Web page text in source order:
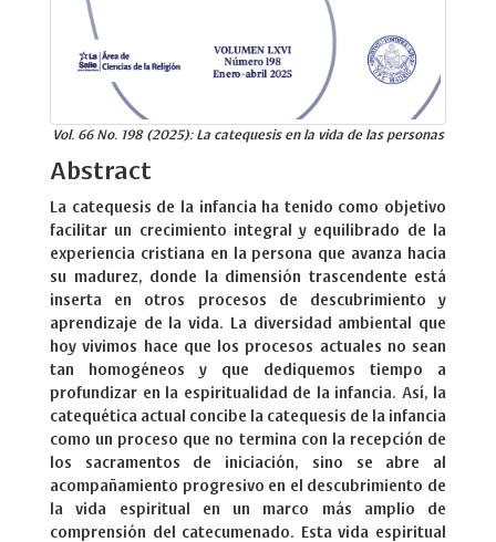
Vol. 66 No. 198 (2025): La catequesis en la vida de las personas
Abstract
La catequesis de la infancia ha tenido como objetivo
facilitar un crecimiento integral y equilibrado de la
experiencia cristiana en la persona que avanza hacia
su madurez, donde la dimensión trascendente está
inserta en otros procesos de descubrimiento y
aprendizaje de la vida. La diversidad ambiental que
hoy vivimos hace que los procesos actuales no sean
tan homogéneos y que dediquemos tiempo a
profundizar en la espiritualidad de la infancia. Así, la
catequética actual concibe la catequesis de la infancia
como un proceso que no termina con la recepción de
los sacramentos de iniciación, sino se abre al
acompañamiento progresivo en el descubrimiento de
la vida espiritual en un marco más amplio de
comprensión del catecumenado. Esta vida espiritual